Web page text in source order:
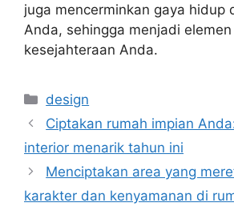
juga mencerminkan gaya hidup
Anda, sehingga menjadi
kesejahteraan Anda.
Kategori
design
Ciptakan rumah impian
interior menarik tahun ini
Menciptakan area yang
karakter dan kenyamanan di